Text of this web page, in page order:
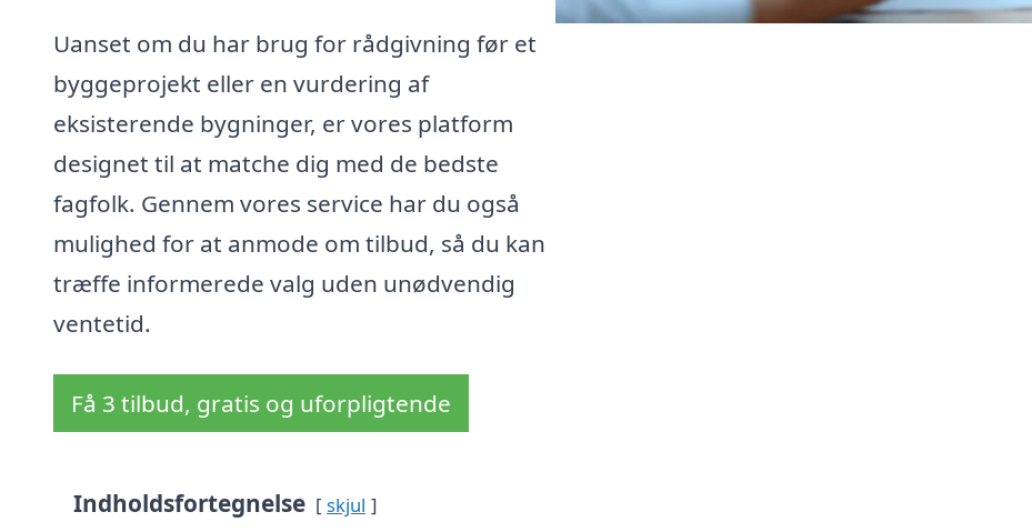
Uanset om du har brug for rådgivning før et
byggeprojekt eller en vurdering af
eksisterende bygninger, er vores platform
designet til at matche dig med de bedste
fagfolk. Gennem vores service har du også
mulighed for at anmode om tilbud, så du kan
træffe informerede valg uden unødvendig
ventetid.
Få 3 tilbud, gratis og uforpligtende
Indholdsfortegnelse skjul